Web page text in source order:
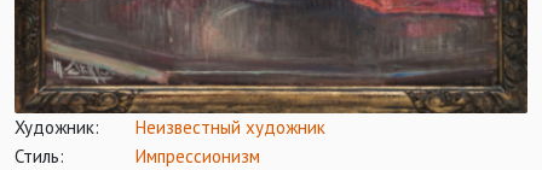
Художник:
Неизвестный художник
Стиль:
Импрессионизм